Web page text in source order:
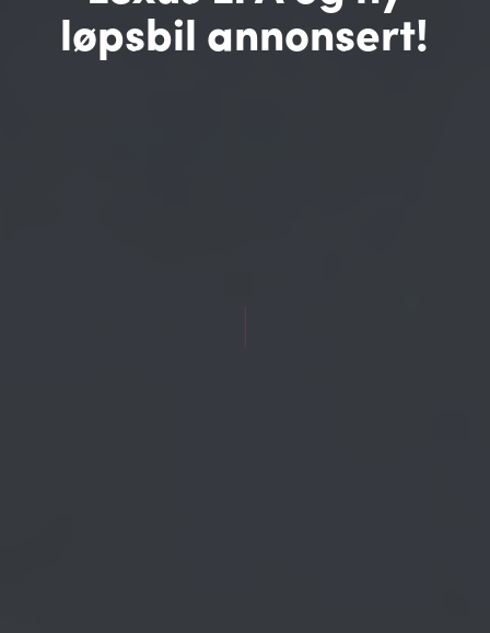
løpsbil annonsert!